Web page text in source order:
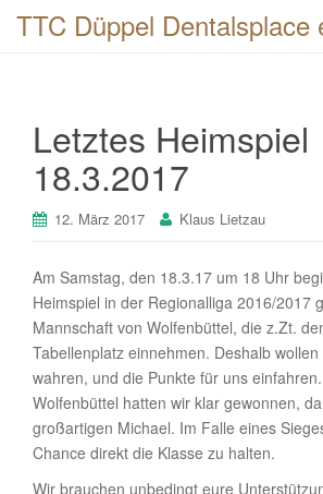
TTC Düppel Dentalsplace
Letztes Heimspiel
18.3.2017
12. März 2017 Klaus Lietzau
Am Samstag, den 18.3.17 um 18 Uhr
Heimspiel in der Regionalliga 2016/2017
Mannschaft von Wolfenbüttel, die z.Zt.
Tabellenplatz einnehmen. Deshalb
wahren, und die Punkte für uns
Wolfenbüttel hatten wir klar gewonnen,
großartigen Michael. Im Falle eines
Chance direkt die Klasse zu halten.
Wir brauchen unbedingt eure